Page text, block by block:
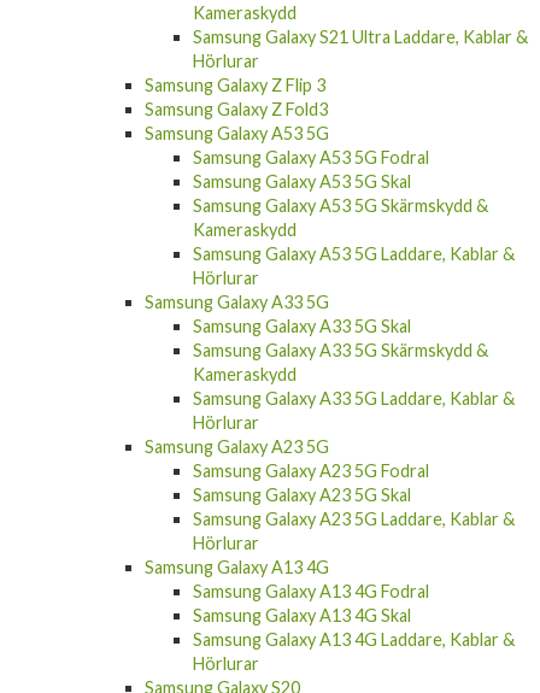
Samsung Galaxy S21 Ultra Laddare, Kablar &
Hörlurar
Samsung Galaxy Z Flip 3
Samsung Galaxy Z Fold3
Samsung Galaxy A53 5G
Samsung Galaxy A53 5G Fodral
Samsung Galaxy A53 5G Skal
Samsung Galaxy A53 5G Skärmskydd &
Kameraskydd
Samsung Galaxy A53 5G Laddare, Kablar &
Hörlurar
Samsung Galaxy A33 5G
Samsung Galaxy A33 5G Skal
Samsung Galaxy A33 5G Skärmskydd &
Kameraskydd
Samsung Galaxy A33 5G Laddare, Kablar &
Hörlurar
Samsung Galaxy A23 5G
Samsung Galaxy A23 5G Fodral
Samsung Galaxy A23 5G Skal
Samsung Galaxy A23 5G Laddare, Kablar &
Hörlurar
Samsung Galaxy A13 4G
Samsung Galaxy A13 4G Fodral
Samsung Galaxy A13 4G Skal
Samsung Galaxy A13 4G Laddare, Kablar &
Hörlurar
Samsung Galaxy S20
Samsung Galaxy S20 Fodral